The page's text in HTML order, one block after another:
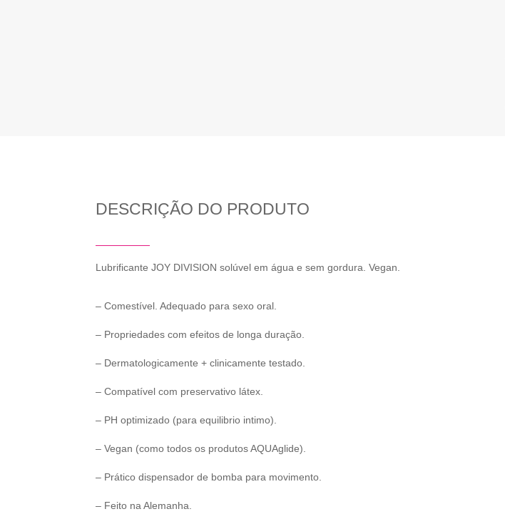
DESCRIÇÃO DO PRODUTO
Lubrificante JOY DIVISION solúvel em água e sem gordura. Vegan.
– Comestível. Adequado para sexo oral.
– Propriedades com efeitos de longa duração.
– Dermatologicamente + clinicamente testado.
– Compatível com preservativo látex.
– PH optimizado (para equilibrio intimo).
– Vegan (como todos os produtos AQUAglide).
– Prático dispensador de bomba para movimento.
– Feito na Alemanha.